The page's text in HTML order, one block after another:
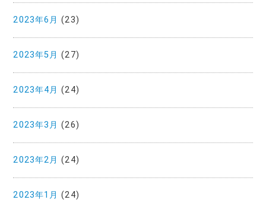
2023年6月 (23)
2023年5月 (27)
2023年4月 (24)
2023年3月 (26)
2023年2月 (24)
2023年1月 (24)